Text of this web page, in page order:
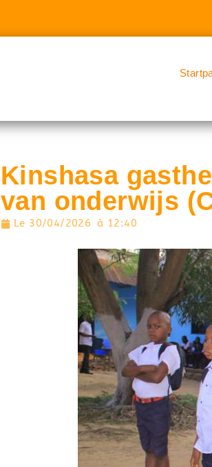
Kinshasa
van onderwijs
Le 30/04/2026 à 12:40